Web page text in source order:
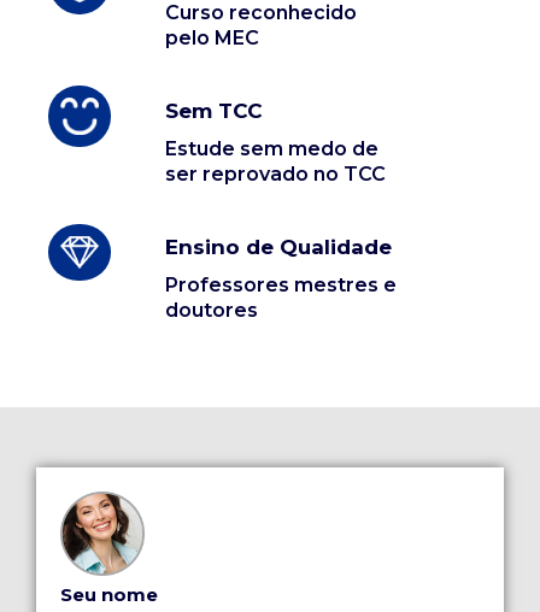
Curso reconhecido
pelo MEC
Sem TCC
Estude sem medo de
ser reprovado no TCC
Ensino de Qualidade
Professores mestres e
doutores
Seu nome